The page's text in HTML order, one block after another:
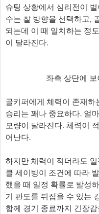
슈팅 상황에서 심리전이
수는 찰 방향을 선택하고,
되는데 이 때 일치하는 정
이 달라진다.
좌측 상단에
골키퍼에게 체력이 존재
승리는 꽤나 중요하다. 얼
모량이 달라진다. 체력이
어난다.
하지만 체력이 적더라도
클 세이빙이 조건에 따라
했을 때 일정 확률로 발성
기 판도를 뒤집을 수 있는
함께 경기 종료까지 긴장